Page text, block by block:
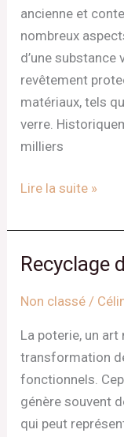
ancienne et
nombreux
d’une
revêtement
matériaux, tels
verre.
milliers
Lire la suite »
Recyclage
Non classé /
La poterie, un
transformation
fonctionnels.
génère souvent
qui peut
Recyclage
la
terre